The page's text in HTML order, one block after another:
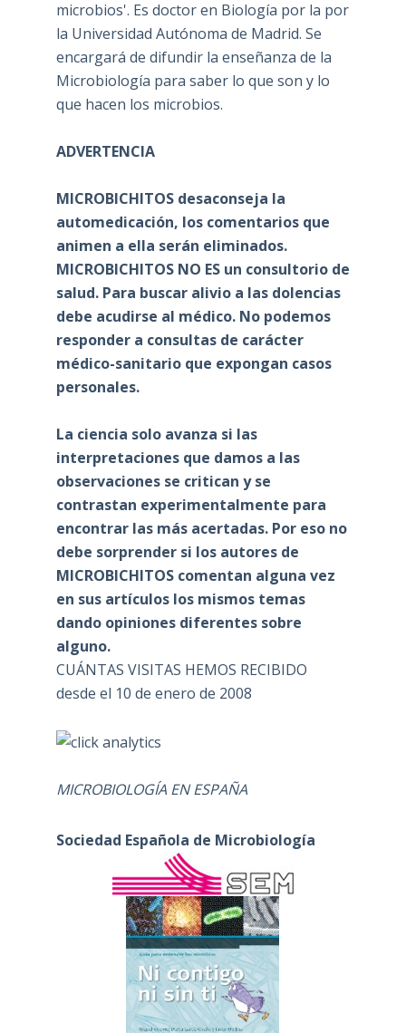
microbios'. Es doctor en Biología por la por
la Universidad Autónoma de Madrid. Se
encargará de difundir la enseñanza de la
Microbiología para saber lo que son y lo
que hacen los microbios.
ADVERTENCIA
MICROBICHITOS desaconseja la
automedicación, los comentarios que
animen a ella serán eliminados.
MICROBICHITOS NO ES un consultorio de
salud. Para buscar alivio a las dolencias
debe acudirse al médico. No podemos
responder a consultas de carácter
médico-sanitario que expongan casos
personales.
La ciencia solo avanza si las
interpretaciones que damos a las
observaciones se critican y se
contrastan experimentalmente para
encontrar las más acertadas. Por eso no
debe sorprender si los autores de
MICROBICHITOS comentan alguna vez
en sus artículos los mismos temas
dando opiniones diferentes sobre
alguno.
CUÁNTAS VISITAS HEMOS RECIBIDO
desde el 10 de enero de 2008
MICROBIOLOGÍA EN ESPAÑA
Sociedad Española de Microbiología